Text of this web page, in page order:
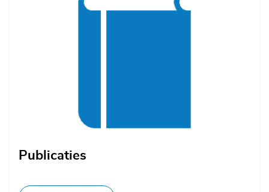
Publicaties